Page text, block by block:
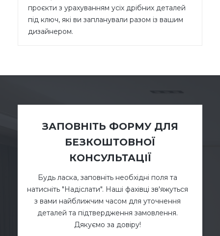
проєкти з урахуванням усіх дрібних деталей
під ключ, які ви запланували разом із вашим
дизайнером.
ЗАПОВНІТЬ ФОРМУ ДЛЯ
БЕЗКОШТОВНОЇ
КОНСУЛЬТАЦІЇ
Будь ласка, заповніть необхідні поля та
натисніть "Надіслати". Наші фахівці зв'яжуться
з вами найближчим часом для уточнення
деталей та підтвердження замовлення.
Дякуємо за довіру!